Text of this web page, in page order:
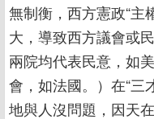
無制衡，西方憲政“主
大，導致西方議會或
兩院均代表民意，如
會，如法國。）在“三
地與人沒問題，因天